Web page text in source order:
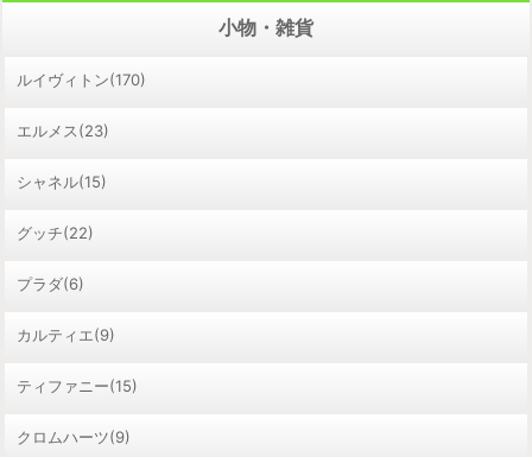
小物・雑貨
ルイヴィトン(170)
エルメス(23)
シャネル(15)
グッチ(22)
プラダ(6)
カルティエ(9)
ティファニー(15)
クロムハーツ(9)